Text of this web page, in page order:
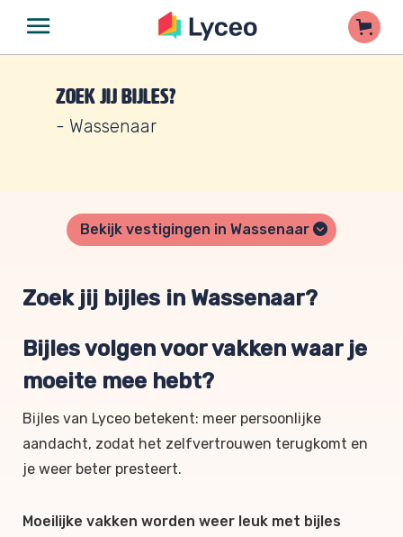
Zoek jij bijles?
- Wassenaar
Bekijk vestigingen in Wassenaar
Zoek jij bijles in Wassenaar?
Bijles volgen voor vakken waar je
moeite mee hebt?
Bijles van Lyceo betekent: meer persoonlijke
aandacht, zodat het zelfvertrouwen terugkomt en
je weer beter presteert.
Moeilijke vakken worden weer leuk met bijles